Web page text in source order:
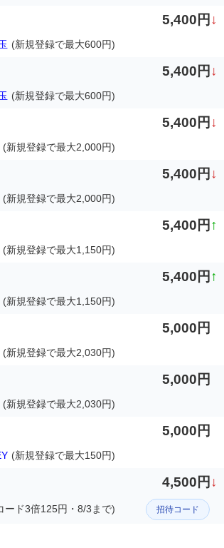
5,400円 ↓
(新規登録で最大600円)
5,400円 ↓
(新規登録で最大600円)
5,400円 ↓
(新規登録で最大2,000円)
5,400円 ↓
(新規登録で最大2,000円)
5,400円 ↑
(新規登録で最大1,150円)
5,400円 ↑
(新規登録で最大1,150円)
5,000円
(新規登録で最大2,030円)
5,000円
(新規登録で最大2,030円)
5,000円
(新規登録で最大150円)
4,500円 ↓
ード3倍125円・8/3まで) 招待コード